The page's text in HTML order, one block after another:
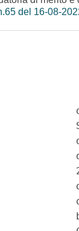
del 16-08-